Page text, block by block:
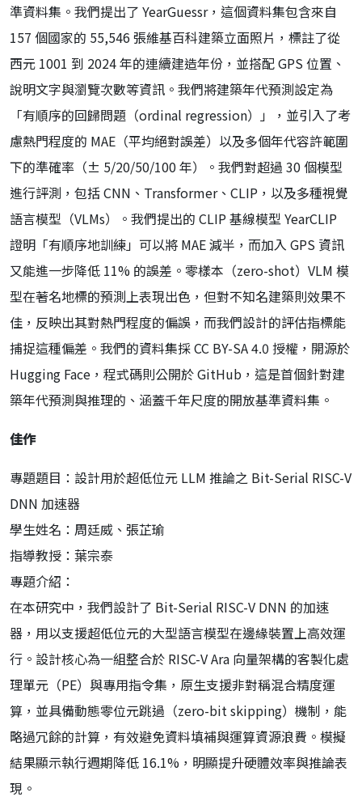
準資料集。我們提出了 YearGuessr，這個資料集包含來自
157 個國家的 55,546 張維基百科建築立面照片，標註了從
西元 1001 到 2024 年的連續建造年份，並搭配 GPS 位置、
說明文字與瀏覽次數等資訊。我們將建築年代預測設定為
「有順序的回歸問題（ordinal regression）」，並引入了考
慮熱門程度的 MAE（平均絕對誤差）以及多個年代容許範圍
下的準確率（± 5/20/50/100 年）。我們對超過 30 個模型
進行評測，包括 CNN、Transformer、CLIP，以及多種視覺
語言模型（VLMs）。我們提出的 CLIP 基線模型 YearCLIP
證明「有順序地訓練」可以將 MAE 減半，而加入 GPS 資訊
又能進一步降低 11% 的誤差。零樣本（zero-shot）VLM 模
型在著名地標的預測上表現出色，但對不知名建築則效果不
佳，反映出其對熱門程度的偏誤，而我們設計的評估指標能
捕捉這種偏差。我們的資料集採 CC BY-SA 4.0 授權，開源於
Hugging Face，程式碼則公開於 GitHub，這是首個針對建
築年代預測與推理的、涵蓋千年尺度的開放基準資料集。
佳作
專題題目：設計用於超低位元 LLM 推論之 Bit-Serial RISC-V
DNN 加速器
學生姓名：周廷威、張芷瑜
指導教授：葉宗泰
專題介紹：
在本研究中，我們設計了 Bit-Serial RISC-V DNN 的加速
器，用以支援超低位元的大型語言模型在邊緣裝置上高效運
行。設計核心為一組整合於 RISC-V Ara 向量架構的客製化處
理單元（PE）與專用指令集，原生支援非對稱混合精度運
算，並具備動態零位元跳過（zero-bit skipping）機制，能
略過冗餘的計算，有效避免資料填補與運算資源浪費。模擬
結果顯示執行週期降低 16.1%，明顯提升硬體效率與推論表
現。